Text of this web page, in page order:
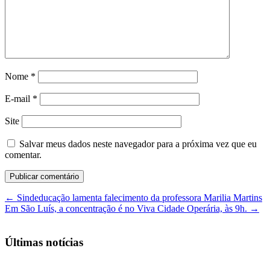
Nome *
E-mail *
Site
Salvar meus dados neste navegador para a próxima vez que eu
comentar.
← Sindeducação lamenta falecimento da professora Marilia Martins
Em São Luís, a concentração é no Viva Cidade Operária, às 9h. →
Últimas notícias